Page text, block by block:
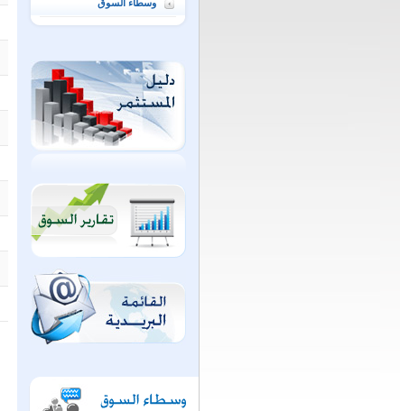
وسطاء السوق